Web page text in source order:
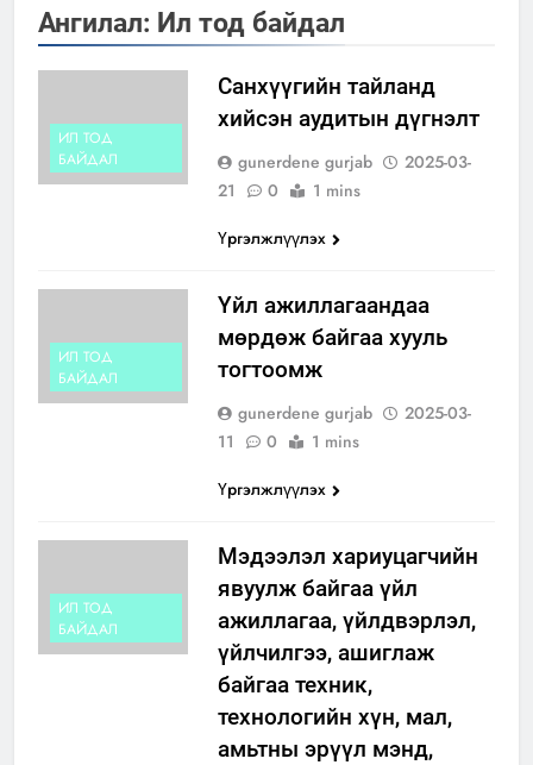
Ангилал: Ил тод байдал
ИЛ ТОД
БАЙДАЛ
Санхүүгийн тайланд
хийсэн аудитын дүгнэлт
gunerdene gurjab
2025-03-
21
0
1 mins
Үргэлжлүүлэх
ИЛ ТОД
БАЙДАЛ
Үйл ажиллагаандаа
мөрдөж байгаа хууль
тогтоомж
gunerdene gurjab
2025-03-
11
0
1 mins
Үргэлжлүүлэх
ИЛ ТОД
БАЙДАЛ
Мэдээлэл хариуцагчийн
явуулж байгаа үйл
ажиллагаа, үйлдвэрлэл,
үйлчилгээ, ашиглаж
байгаа техник,
технологийн хүн, мал,
амьтны эрүүл мэнд,